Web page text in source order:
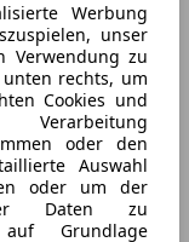
Werbung
unser
Verwendung zu
rechts, um
Cookies und
oder den
Auswahl
oder um der
Daten zu
Grundlage